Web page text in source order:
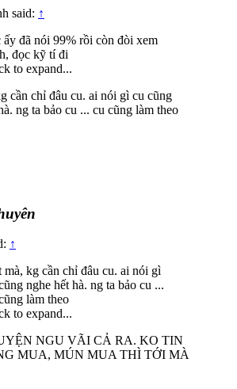
said: ↑
ấy đã nói 99% rồi còn đòi xem
đọc kỹ tí đi
to expand...
cần chỉ đâu cu. ai nói gì cu cũng
ng ta bảo cu ... cu cũng làm theo
↑
mà, kg cần chỉ đâu cu. ai nói gì
nghe hết hà. ng ta bảo cu ...
làm theo
to expand...
NGU VÃI CẢ RA. KO TIN
MUA, MÚN MUA THÌ TỚI MÀ